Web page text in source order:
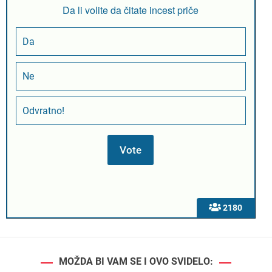
2180
Da li volite da čitate incest priče
Da
Ne
Odvratno!
MOŽDA BI VAM SE I OVO SVIDELO: